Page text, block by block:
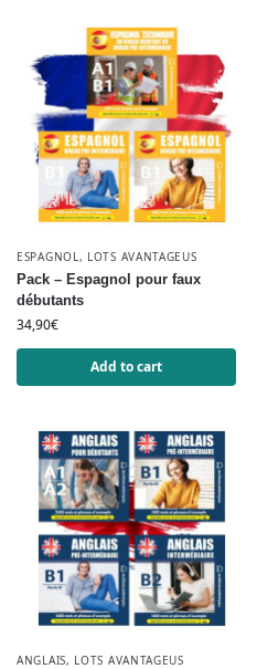
ESPAGNOL , LOTS AVANTAGEUS
Pack – Espagnol pour faux
débutants
34,90€
Add to cart
ANGLAIS, LOTS AVANTAGEUS